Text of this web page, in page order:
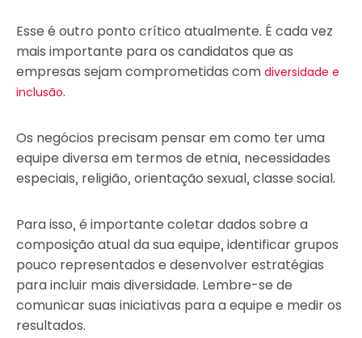
Esse é outro ponto crítico atualmente. É cada vez
mais importante para os candidatos que as
empresas sejam comprometidas com diversidade e
inclusão.
Os negócios precisam pensar em como ter uma
equipe diversa em termos de etnia, necessidades
especiais, religião, orientação sexual, classe social.
Para isso, é importante coletar dados sobre a
composição atual da sua equipe, identificar grupos
pouco representados e desenvolver estratégias
para incluir mais diversidade. Lembre-se de
comunicar suas iniciativas para a equipe e medir os
resultados.